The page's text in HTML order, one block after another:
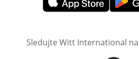
Otevře v novém okně
Otevře
Sledujte Witt International